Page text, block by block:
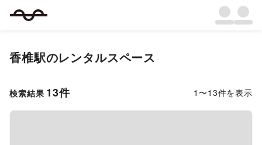
香椎駅のレンタルスペース
検索結果 13件 1 〜13件を表示